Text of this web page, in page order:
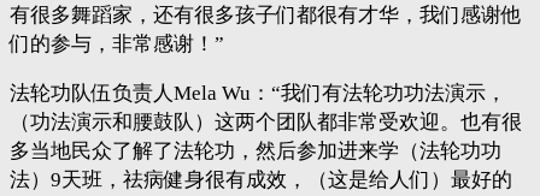
有很多舞蹈家，还有很多孩子们都很有才华，我们感谢他
们的参与，非常感谢！”
法轮功队伍负责人Mela Wu：“我们有法轮功功法演示，
（功法演示和腰鼓队）这两个团队都非常受欢迎。也有很
多当地民众了解了法轮功，然后参加进来学（法轮功功
法）9天班，祛病健身很有成效，（这是给人们）最好的